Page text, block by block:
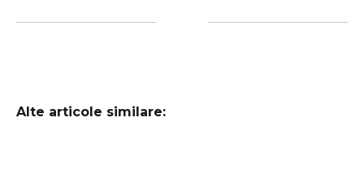
Alte articole similare: